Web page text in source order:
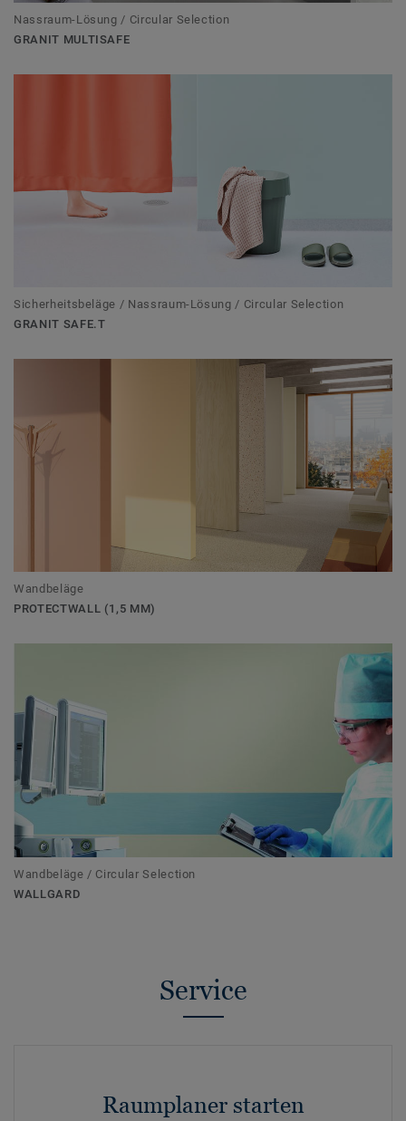
Nassraum-Lösung / Circular Selection
GRANIT MULTISAFE
Sicherheitsbeläge / Nassraum-Lösung / Circular Selection
GRANIT SAFE.T
Wandbeläge
PROTECTWALL (1,5 MM)
Wandbeläge / Circular Selection
WALLGARD
Service
Raumplaner starten